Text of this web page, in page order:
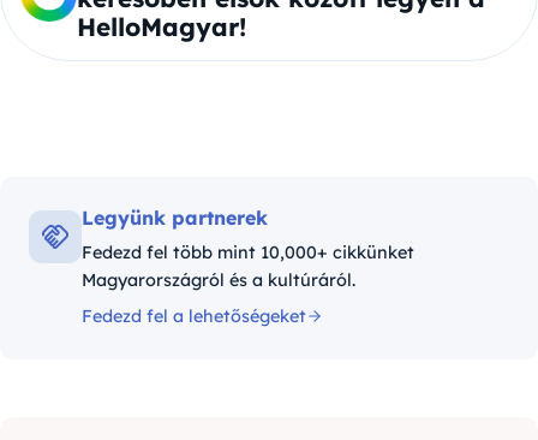
HelloMagyar!
Legyünk partnerek
Fedezd fel több mint 10,000+ cikkünket
Magyarországról és a kultúráról.
Fedezd fel a lehetőségeket